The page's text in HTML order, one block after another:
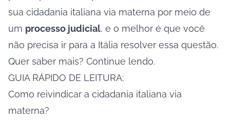
sua cidadania italiana via materna por meio de
um processo judicial, e o melhor é que você
não precisa ir para a Itália resolver essa questão.
Quer saber mais? Continue lendo.
GUIA RÁPIDO DE LEITURA:
Como reivindicar a cidadania italiana via
materna?